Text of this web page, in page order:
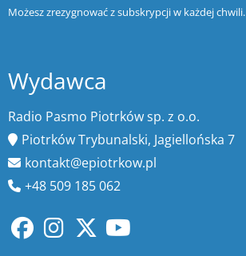
Możesz zrezygnować z subskrypcji w każdej chwili.
Wydawca
Radio Pasmo Piotrków sp. z o.o.
Piotrków Trybunalski, Jagiellońska 7
kontakt@epiotrkow.pl
+48 509 185 062